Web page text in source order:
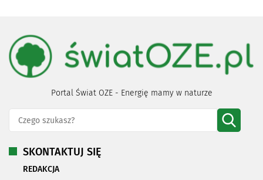
Portal Świat OZE - Energię mamy w naturze
SKONTAKTUJ SIĘ
REDAKCJA